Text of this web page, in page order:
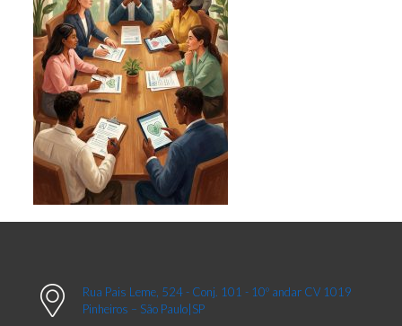
Rua Pais Leme, 524 - Conj. 101 - 10º andar CV 1019
Pinheiros – São Paulo|SP